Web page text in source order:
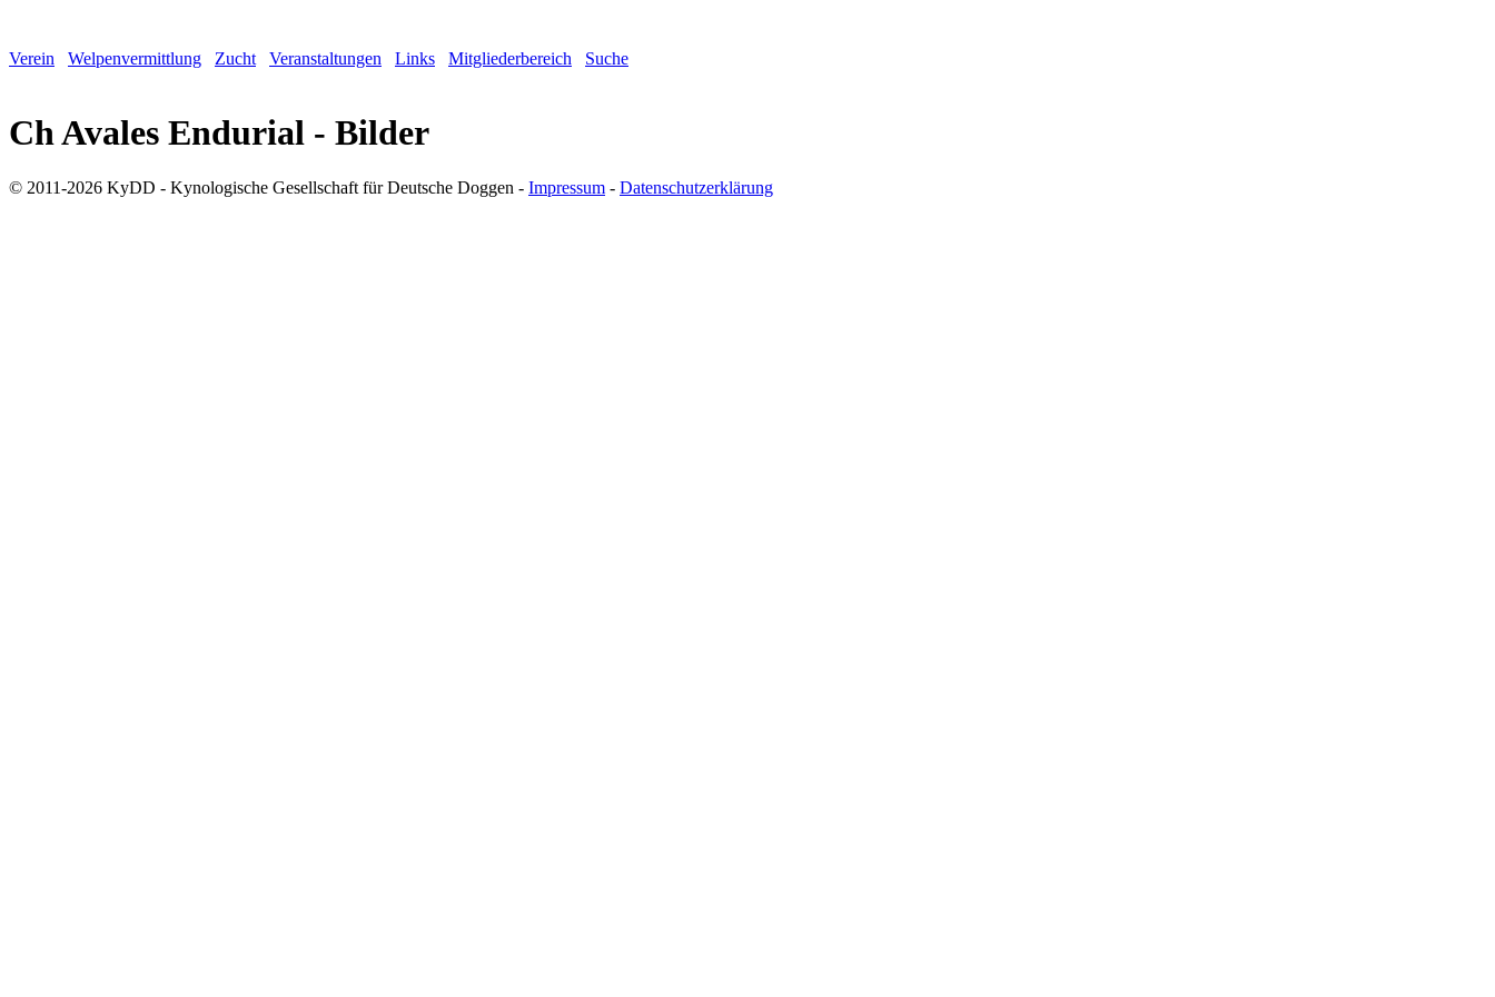
Verein Welpenvermittlung Zucht Veranstaltungen Links Mitgliederbereich Suche
Ch Avales Endurial - Bilder
© 2011-2026 KyDD - Kynologische Gesellschaft für Deutsche Doggen - Impressum - Datenschutzerklärung